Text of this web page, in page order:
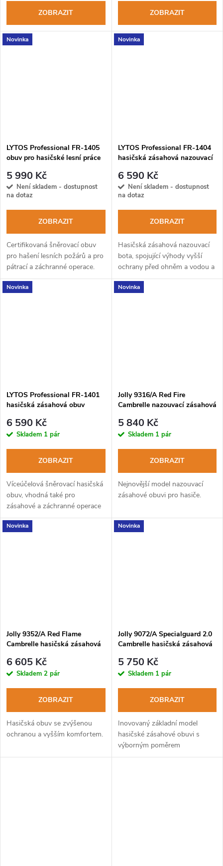
ZOBRAZIT ZOBRAZIT
Novinka
LYTOS Professional FR-1405
obuv pro hasičské lesní práce
5 990 Kč
Není skladem - dostupnost
na dotaz
ZOBRAZIT
Certifikovaná šněrovací obuv
pro hašení lesních požárů a pro
pátrací a záchranné operace.
Výrobek splňuje nové
požadavky norem 20344:2021
Novinka
LYTOS Professional FR-1404
hasičská zásahová nazouvací
6 590 Kč
Není skladem - dostupnost
na dotaz
ZOBRAZIT
Hasičská zásahová nazouvací
bota, spojující výhody vyšší
ochrany před ohněm a vodou a
lépe odvětrávaných nohou.
Novinka
LYTOS Professional FR-1401
hasičská zásahová obuv
6 590 Kč
Skladem 1 pár
ZOBRAZIT
Víceúčelová šněrovací hasičská
obuv, vhodná také pro
zásahové a záchranné operace
splňující nové požadavky norem
20344:2021 a 20345:2022.
Novinka
Jolly 9316/A Red Fire
Cambrelle nazouvací zásahová
5 840 Kč
Skladem 1 pár
ZOBRAZIT
Nejnovější model nazouvací
zásahové obuvi pro hasiče.
Novinka
Jolly 9352/A Red Flame
Cambrelle hasičská zásahová
6 605 Kč
Skladem 2 pár
ZOBRAZIT
Hasičská obuv se zvýšenou
ochranou a vyšším komfortem.
Novinka
Jolly 9072/A Specialguard 2.0
Cambrelle hasičská zásahová
5 750 Kč
Skladem 1 pár
ZOBRAZIT
Inovovaný základní model
hasičské zásahové obuvi s
výborným poměrem
výkon/cena.